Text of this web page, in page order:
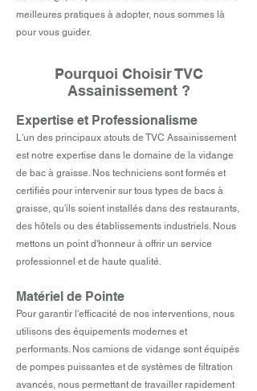
meilleures pratiques à adopter, nous sommes là
pour vous guider.
Pourquoi Choisir TVC
Assainissement ?
Expertise et Professionalisme
L'un des principaux atouts de TVC Assainissement
est notre expertise dans le domaine de la vidange
de bac à graisse. Nos techniciens sont formés et
certifiés pour intervenir sur tous types de bacs à
graisse, qu'ils soient installés dans des restaurants,
des hôtels ou des établissements industriels. Nous
mettons un point d'honneur à offrir un service
professionnel et de haute qualité.
Matériel de Pointe
Pour garantir l'efficacité de nos interventions, nous
utilisons des équipements modernes et
performants. Nos camions de vidange sont équipés
de pompes puissantes et de systèmes de filtration
avancés, nous permettant de travailler rapidement